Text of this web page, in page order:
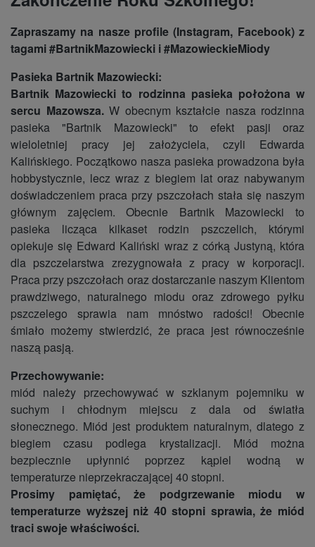
Zapraszamy na nasze profile (Instagram, Facebook) z
tagami #BartnikMazowiecki i #MazowieckieMiody
Pasieka Bartnik Mazowiecki:
Bartnik Mazowiecki to rodzinna pasieka położona w
sercu Mazowsza.W obecnym kształcie nasza rodzinna
pasieka "Bartnik Mazowiecki" to efekt pasji oraz
wieloletniej pracy jej założyciela, czyli Edwarda
Kalińskiego. Początkowo nasza pasieka prowadzona była
hobbystycznie, lecz wraz z biegiem lat oraz nabywanym
doświadczeniem praca przy pszczołach stała się naszym
głównym zajęciem. Obecnie Bartnik Mazowiecki to
pasieka licząca kilkaset rodzin pszczelich, którymi
opiekuje się Edward Kaliński wraz z córką Justyną, która
dla pszczelarstwa zrezygnowała z pracy w korporacji.
Praca przy pszczołach oraz dostarczanie naszym Klientom
prawdziwego, naturalnego miodu oraz zdrowego pyłku
pszczelego sprawia nam mnóstwo radości! Obecnie
śmiało możemy stwierdzić, że praca jest równocześnie
naszą pasją.
Przechowywanie:
miód należy przechowywać w szklanym pojemniku w
suchym i chłodnym miejscu z dala od światła
słonecznego. Miód jest produktem naturalnym, dlatego z
biegiem czasu podlega krystalizacji. Miód można
bezpiecznie upłynnić poprzez kąpiel wodną w
temperaturze nieprzekraczającej 40 stopni.
Prosimy pamiętać, że podgrzewanie miodu w
temperaturze wyższej niż 40 stopni sprawia, że miód
traci swoje właściwości.